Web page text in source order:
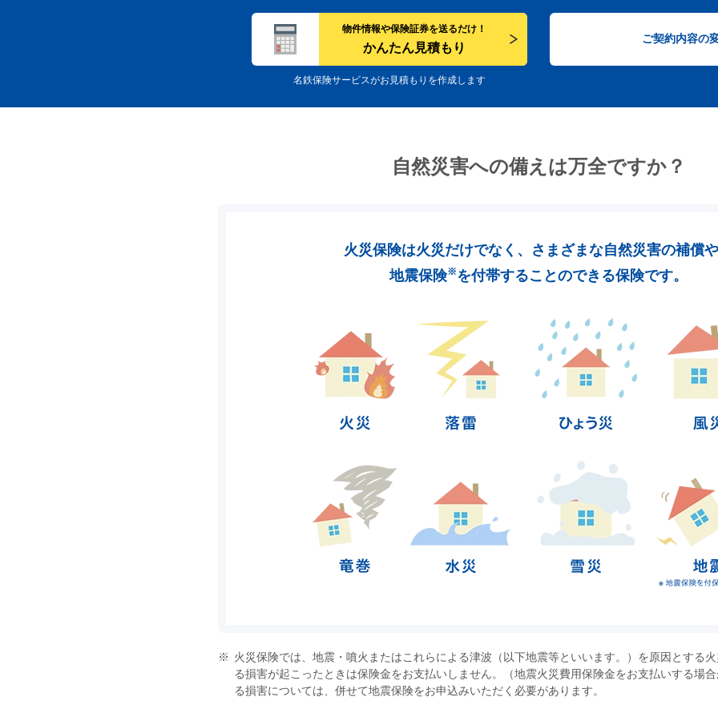
物件情報や保険証券を送るだけ！
かんたん見積もり
名鉄保険サービスがお見積もりを作成します
ご契約内容の
自然災害への備えは万全ですか？
火災保険は火災だけでなく、 さまざまな自然災害の補償や
地震保険※を付帯することのできる保険です。
火災保険では、地震・噴火またはこれらによる津波（以下地震等といいます。）を原因とする
る損害が起こったときは保険金をお支払いしません。（地震火災費用保険金をお支払いする場
る損害については、併せて地震保険をお申込みいただく必要があります。